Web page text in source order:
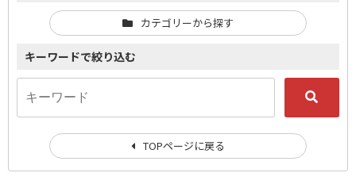
カテゴリーから探す
キーワードで絞り込む
TOPページに戻る